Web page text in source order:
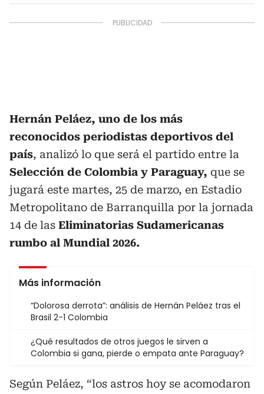
Hernán Peláez, uno de los más
reconocidos periodistas deportivos del
país, analizó lo que será el partido entre la
Selección de Colombia y Paraguay, que se
jugará este martes, 25 de marzo, en Estadio
Metropolitano de Barranquilla por la jornada
14 de las Eliminatorias Sudamericanas
rumbo al Mundial 2026.
Más información
“Dolorosa derrota”: análisis de Hernán Peláez tras el
Brasil 2-1 Colombia
¿Qué resultados de otros juegos le sirven a
Colombia si gana, pierde o empata ante Paraguay?
Según Peláez, “los astros hoy se acomodaron